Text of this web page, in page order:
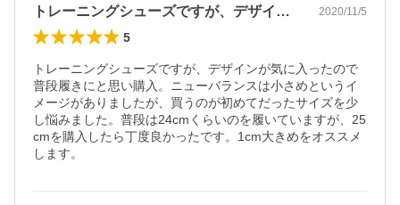
トレーニングシューズですが、デザインが… 2020/11/5
5
トレーニングシューズですが、デザインが気に入ったので
普段履きにと思い購入。ニューバランスは小さめというイ
メージがありましたが、買うのが初めてだったサイズを少
し悩みました。普段は24cmくらいのを履いていますが、25
cmを購入したら丁度良かったです。1cm大きめをオススメ
します。